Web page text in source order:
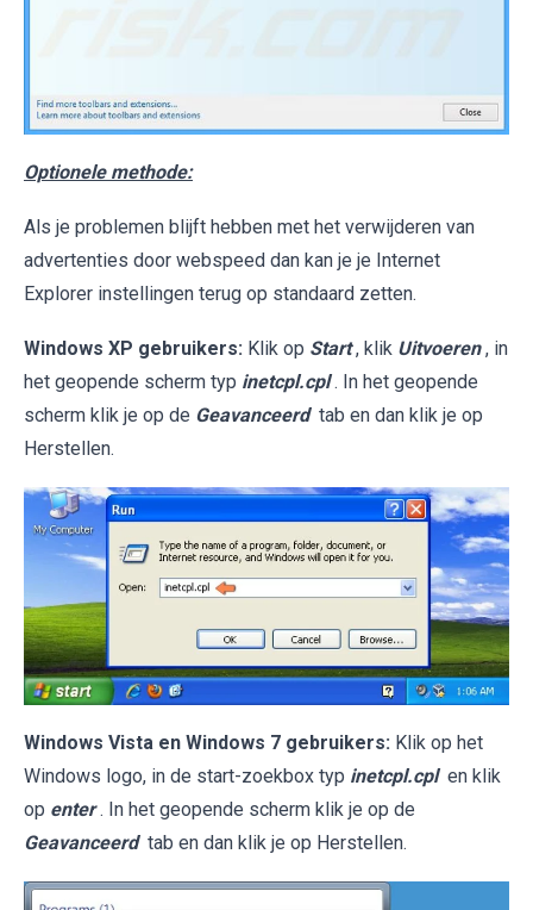
Optionele methode:
Als je problemen blijft hebben met het verwijderen van
advertenties door webspeed dan kan je je Internet
Explorer instellingen terug op standaard zetten.
Windows XP gebruikers: Klik op Start , klik Uitvoeren , in
het geopende scherm typ inetcpl.cpl . In het geopende
scherm klik je op de Geavanceerd tab en dan klik je op
Herstellen.
Windows Vista en Windows 7 gebruikers: Klik op het
Windows logo, in de start-zoekbox typ inetcpl.cpl en klik
op enter . In het geopende scherm klik je op de
Geavanceerd tab en dan klik je op Herstellen.